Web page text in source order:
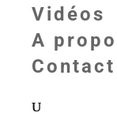
Vidéos
A
Contact